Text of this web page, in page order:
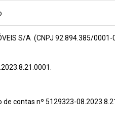
S/A (CNPJ 92.894.385/
contas nº 5129323-